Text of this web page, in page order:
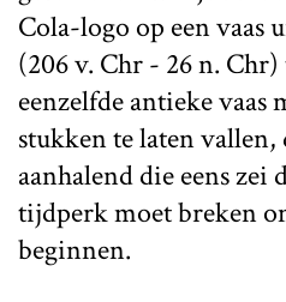
Cola-logo op een vaas
(206 v. Chr - 26 n.
eenzelfde antieke vaas
stukken te laten
aanhalend die eens zei
tijdperk moet breken
beginnen.